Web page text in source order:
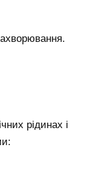
рідинах і